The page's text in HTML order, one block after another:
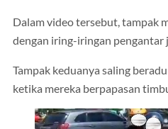
Dalam video tersebut, tampak
dengan iring-iringan pengantar
Tampak keduanya saling
ketika mereka berpapasan